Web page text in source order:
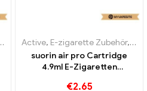
Verdampfer
Active, E-zigarette Zubehör,
suorin air pro Cartridge
4.9ml E-Zigaretten
€2.65